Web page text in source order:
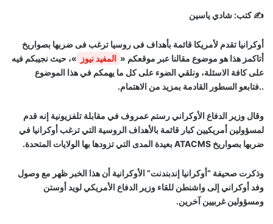
✍️ كتب: شادي ياسين
أوكرانيا تقدم لأمريكا قائمة بأهداف فى روسيا ترغب فى ضربها بصواريخ
أتاكمز هذا هو موضوع مقالنا عبر موقعكم « المفيد نيوز
»، حيث نجيبكم فيه
على كافة الاسئلة، ونلقي الضوء على كل ما يهمكم في هذا الموضوع
..فتابعو السطور القادمة بمزيد من الاهتمام.
وقال وزير الدفاع الأوكراني رستم عمروف في مقابلة تلفزيونية إنه قدم
لمسؤولين أمريكيين كبار قائمة بالأهداف الروسية التي ترغب أوكرانيا في
ضربها بصواريخ ATACMS بعيدة المدى التي تزودها بها الولايات المتحدة.
وذكرت صحيفة “أوكرانيا إندبندنت” الأوكرانية أن هذا الخبر ظهر مع وصول
وفد أوكراني إلى واشنطن للقاء وزير الدفاع الأمريكي لويد أوستن
ومسؤولين غربيين آخرين.